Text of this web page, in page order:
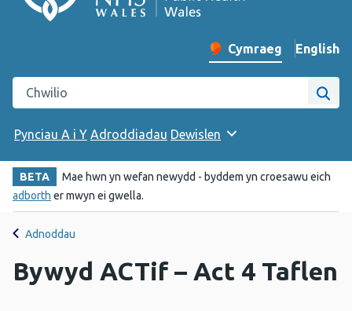
Newid iaith y wefan
Cymraeg English
–
Chwilio gwefan Iechyd Cyhoeddus Cymru
Pynciau A i Y Adroddiadau Dewislen
BETA
Mae hwn yn wefan newydd - byddem yn croesawu eich
adborth er mwyn ei gwella.
Adnoddau
Bywyd ACTif – Act 4 Taflen